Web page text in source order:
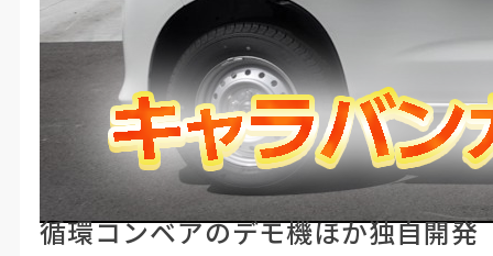
#ロボット #製造・機械加工 #マテハン・物流
#動画記事
ここに
注目！
キャラバンカーでユーザーの元に訪問
循環コンベアのデモ機ほか独自開発